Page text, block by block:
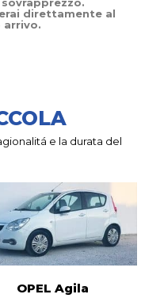
direttamente al
arrivo.
e la durata del
OPEL Agila